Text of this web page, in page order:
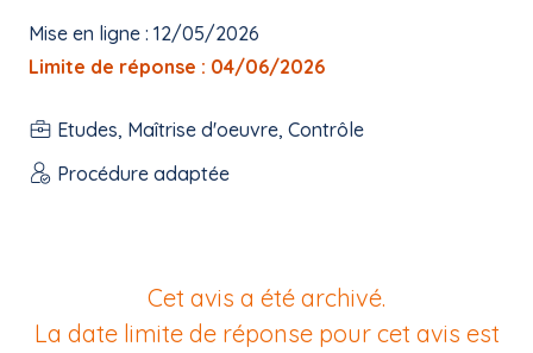
Mise en ligne : 12/05/2026
Limite de réponse : 04/06/2026
Etudes, Maîtrise d'oeuvre, Contrôle
Procédure adaptée
Cet avis a été archivé.
La date limite de réponse pour cet avis est